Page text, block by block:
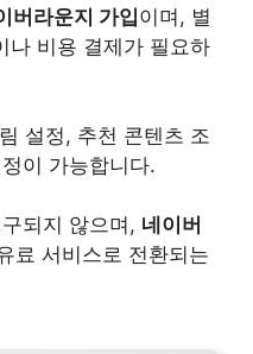
버라운지 가입이며, 별
나 비용 결제가 필요하
설정, 추천 콘텐츠 조
이 가능합니다.
되지 않으며, 네이버
료 서비스로 전환되는